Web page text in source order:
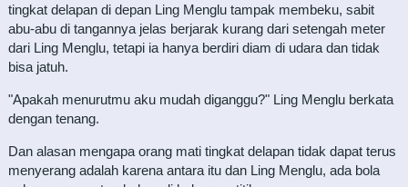
tingkat delapan di depan Ling Menglu tampak membeku, sabit
abu-abu di tangannya jelas berjarak kurang dari setengah meter
dari Ling Menglu, tetapi ia hanya berdiri diam di udara dan tidak
bisa jatuh.
"Apakah menurutmu aku mudah diganggu?" Ling Menglu berkata
dengan tenang.
Dan alasan mengapa orang mati tingkat delapan tidak dapat terus
menyerang adalah karena antara itu dan Ling Menglu, ada bola